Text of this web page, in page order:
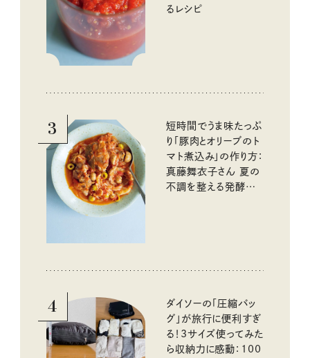
るレシピ
3
短時間でうま味たっぷ
り「豚肉とオリーブのト
マト煮込み」の作り方：
真藤舞衣子さん 夏の
不調を整える発酵レ
4
ダイソーの「圧縮バッ
グ」が旅行に便利すぎ
る！3サイズ使ってみた
ら収納力に感動：100